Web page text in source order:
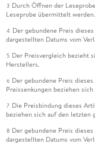
3 Durch Öffnen der
Leseprobe übermittelt werden.
4 Der gebundene Preis
dargestellten Datums vom
5 Der Preisvergleich bezieht
Herstellers.
6 Der gebundene Preis
Preissenkungen beziehen
7 Die Preisbindung dieses
beziehen sich auf den letzten
8 Der gebundene Preis
dargestellten Datums vom